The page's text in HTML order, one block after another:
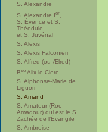
S. Alexandre
S. Alexandre Ier
S. Évence et S.
Théodule,
et S. Juvénal
S. Alexis
S. Alexis Falconieri
S. Alfred (ou Ælred)
Bse Alix le Clerc
S. Alphonse-Marie de
Liguori
S. Amand
S. Amateur (Roc-
Amadour) qui est le S.
Zachée de l’Évangile
S. Ambroise